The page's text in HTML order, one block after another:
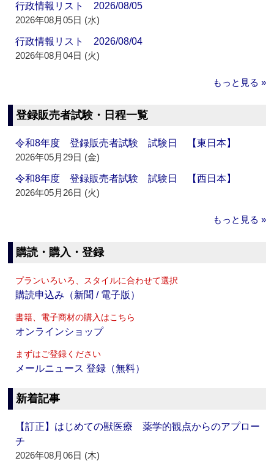
行政情報リスト 2026/08/05
2026年08月05日 (水)
行政情報リスト 2026/08/04
2026年08月04日 (火)
もっと見る »
登録販売者試験・日程一覧
令和8年度 登録販売者試験 試験日 【東日本】
2026年05月29日 (金)
令和8年度 登録販売者試験 試験日 【西日本】
2026年05月26日 (火)
もっと見る »
購読・購入・登録
プランいろいろ、スタイルに合わせて選択
購読申込み（新聞 / 電子版）
書籍、電子商材の購入はこちら
オンラインショップ
まずはご登録ください
メールニュース 登録（無料）
新着記事
【訂正】はじめての獣医療 薬学的観点からのアプロー
チ
2026年08月06日 (木)